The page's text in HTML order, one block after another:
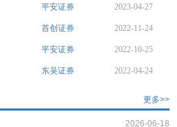
平安证券 2023-04-27
首创证券 2022-11-24
平安证券 2022-10-25
东吴证券 2022-04-24
更多>>
2026-06-18